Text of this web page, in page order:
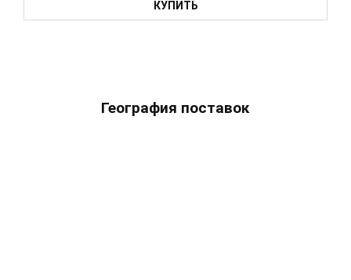
КУПИТЬ
География поставок